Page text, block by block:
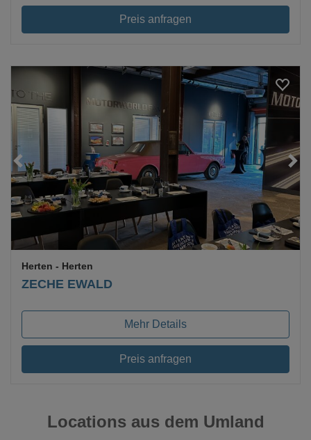
Preis anfragen
Loading...
ZECHE EWALD
Herten - Herten
Mehr Details
Preis anfragen
Locations aus dem Umland